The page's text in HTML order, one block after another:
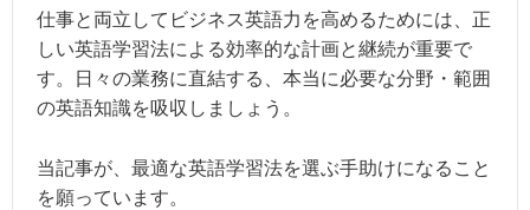
仕事と両立してビジネス英語力を高めるためには、正
しい英語学習法による効率的な計画と継続が重要で
す。日々の業務に直結する、本当に必要な分野・範囲
の英語知識を吸収しましょう。
当記事が、最適な英語学習法を選ぶ手助けになること
を願っています。